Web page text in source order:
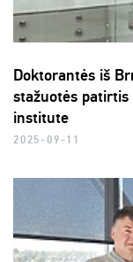
Doktorantės iš
stažuotės patirtis
institute
2025-09-11